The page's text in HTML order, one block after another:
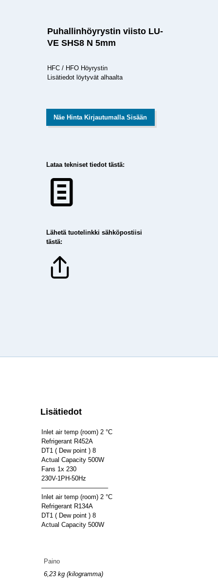
Puhallinhöyrystin viisto LU-
VE SHS8 N 5mm
HFC / HFO Höyrystin
Lisätiedot löytyvät alhaalta
Näe Hinta Kirjautumalla Sisään
Lataa tekniset tiedot tästä:
Lähetä tuotelinkki sähköpostiisi
tästä:
Lisätiedot
Inlet air temp (room) 2 °C
Refrigerant R452A
DT1 ( Dew point ) 8
Actual Capacity 500W
Fans 1x 230
230V-1PH-50Hz
——————————–
Inlet air temp (room) 2 °C
Refrigerant R134A
DT1 ( Dew point ) 8
Actual Capacity 500W
Paino
6,23 kg (kilogramma)